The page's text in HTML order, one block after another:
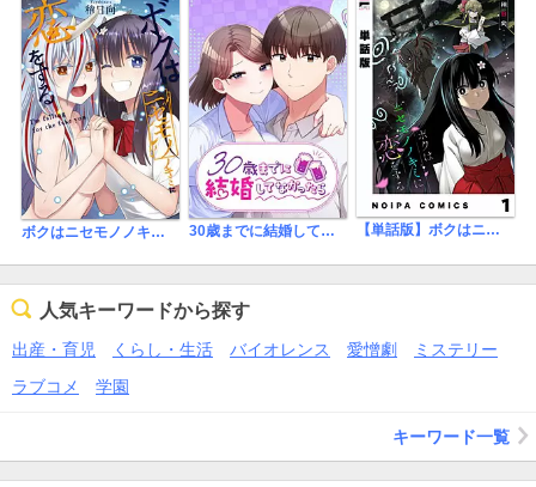
ボクはニセモノノキミに恋をする 30歳までに結婚してなかったら 【単話版】ボクはニセモノノキミに恋をする
人気キーワードから探す
出産・育児 くらし・生活 バイオレンス 愛憎劇
ミステリー
ラブコメ
学園
キーワード一覧